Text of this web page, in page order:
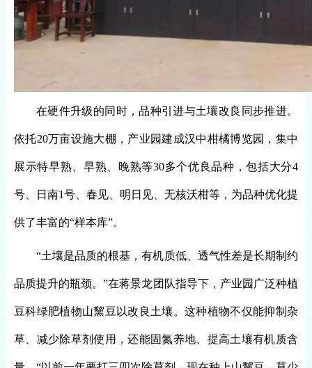
在硬件升级的同时，品种引进与土壤改良同步推进。
依托20万亩设施大棚，产业园建成汉中柑橘博览园，集中
展示特早熟、早熟、晚熟等30多个优良品种，包括大分4
号、日南1号、春见、明日见、无核沃柑等，为品种优化提
供了丰富的“样本库”。
“土壤是品质的根基，有机质低、透气性差是长期制约
品质提升的瓶颈。”在蒋景龙团队指导下，产业园广泛种植
豆科绿肥植物山黧豆以改良土壤。这种植物不仅能抑制杂
草、减少除草剂使用，还能固氮养地、提高土壤有机质含